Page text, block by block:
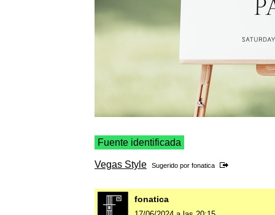
Fuente identificada
Vegas Style Sugerido por fonatica
fonatica